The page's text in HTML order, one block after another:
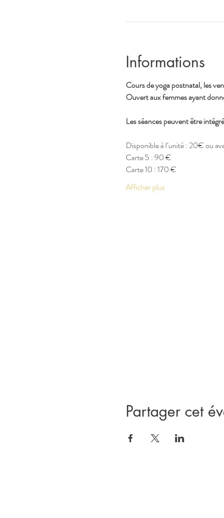
Informations
Cours de yoga postnatal, les
Ouvert aux femmes ayant
Les séances peuvent être
Disponible à l’unité : 20€ ou
Carte 5 : 90 €
Carte 10 : 170 €
Afficher plus
Partager cet